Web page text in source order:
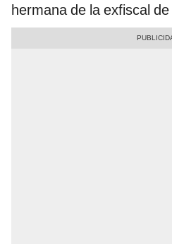
hermana de la exfiscal